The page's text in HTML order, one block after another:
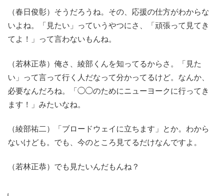
（春日俊彰）そうだろうね。その、応援の仕方がわからな
いよね。「見たい」っていうやつにさ、「頑張って見てき
てよ！」って言わないもんね。
（若林正恭）俺さ、綾部くんを知ってるからさ。「見た
い」って言って行く人だなって分かってるけど。なんか、
必要なんだろね。「◯◯のためにニューヨークに行ってき
ます！」みたいなね。
（綾部祐二）「ブロードウェイに立ちます」とか。わから
ないけども。でも、今のところ見てるだけなんですよ。
（若林正恭）でも見たいんだもんね？